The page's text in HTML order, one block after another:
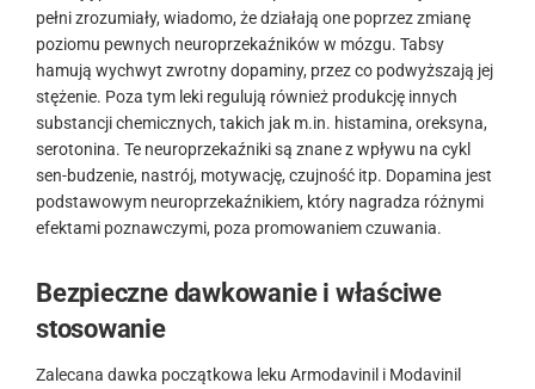
pełni zrozumiały, wiadomo, że działają one poprzez zmianę
poziomu pewnych neuroprzekaźników w mózgu. Tabsy
hamują wychwyt zwrotny dopaminy, przez co podwyższają jej
stężenie. Poza tym leki regulują również produkcję innych
substancji chemicznych, takich jak m.in. histamina, oreksyna,
serotonina. Te neuroprzekaźniki są znane z wpływu na cykl
sen-budzenie, nastrój, motywację, czujność itp. Dopamina jest
podstawowym neuroprzekaźnikiem, który nagradza różnymi
efektami poznawczymi, poza promowaniem czuwania.
Bezpieczne dawkowanie i właściwe
stosowanie
Zalecana dawka początkowa leku Armodavinil i Modavinil